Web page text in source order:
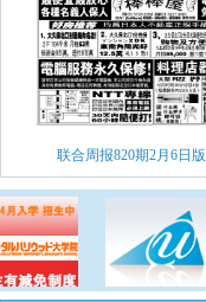
联合周报820期2月6日版